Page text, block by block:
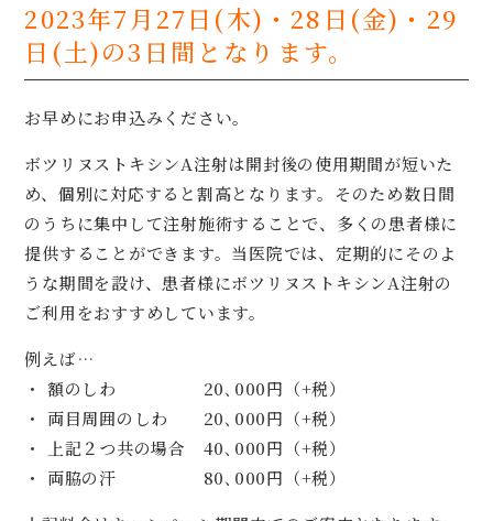
2023年7月27日(木)・28日(金)・29
日(土)の3日間となります。
お早めにお申込みください。
ボツリヌストキシンA注射は開封後の使用期間が短いた
め、個別に対応すると割高となります。そのため数日間
のうちに集中して注射施術することで、多くの患者様に
提供することができます。当医院では、定期的にそのよ
うな期間を設け、患者様にボツリヌストキシンA注射の
ご利用をおすすめしています。
例えば…
・ 額のしわ 20､000円（+税）
・ 両目周囲のしわ 20､000円（+税）
・ 上記２つ共の場合 40､000円（+税）
・ 両脇の汗 80､000円（+税）